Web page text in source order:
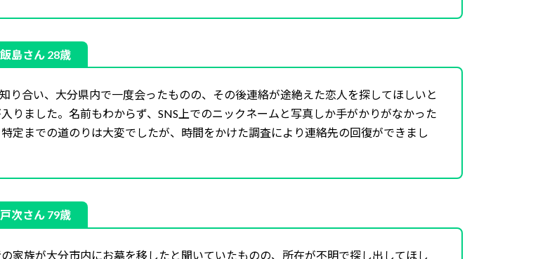
島さん 28歳
り合い、大分県内で一度会ったものの、その後連絡が途絶えた恋人を探してほしいと
りました。名前もわからず、SNS上でのニックネームと写真しか手がかりがなかった
定までの道のりは大変でしたが、時間をかけた調査により連絡先の回復ができまし
次さん 79歳
家族が大分市内にお墓を移したと聞いていたものの、所在が不明で探し出してほし